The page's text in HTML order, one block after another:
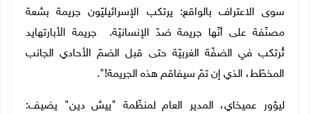
سوى الاعتراف بالواقع: يرتكب الإسرائيليّون جريمة بشعة
مصنّفة على أنّها جريمة ضدّ الإنسانيّة. جريمة الأبارتهايد
تُرتكب في الضفّة الغربيّة حتى قبل الضمّ الأحادي الجانب
المخطّط، الذي إن تمّ سيفاقم هذه الجريمة!".
ليؤور عميخاي، المدير العام لمنظّمة "ييش دين" يضيف: